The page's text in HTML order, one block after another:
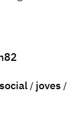
joves